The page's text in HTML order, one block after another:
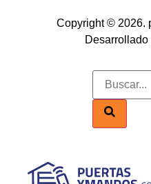
Copyright © 2026.
Desarrollado